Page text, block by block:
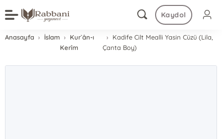
Kaydol
Anasayfa İslam
Kur`ân-ı
Kerîm
Kadife Cilt Mealli Yasin Cüzü (Lila,
Çanta Boy)